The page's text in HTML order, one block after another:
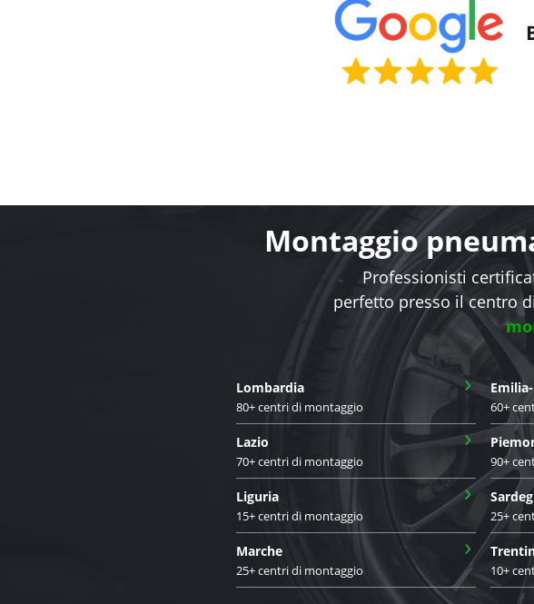
Montaggio
Professionisti
perfetto presso il centro
Lombardia
80+ centri di montaggio
›
60+
Lazio
70+ centri di montaggio
›
90+
Liguria
15+ centri di montaggio
›
25+
Marche
25+ centri di montaggio
›
10+